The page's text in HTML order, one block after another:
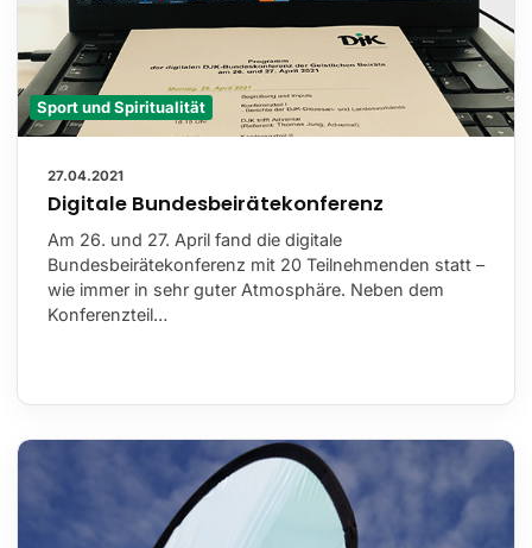
Sport und Spiritualität
27.04.2021
Digitale Bundesbeirätekonferenz
Am 26. und 27. April fand die digitale
Bundesbeirätekonferenz mit 20 Teilnehmenden statt –
wie immer in sehr guter Atmosphäre. Neben dem
Konferenzteil…